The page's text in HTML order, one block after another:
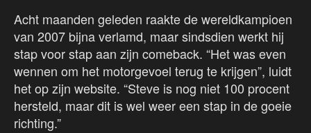
Acht maanden geleden raakte de wereldkampioen
van 2007 bijna verlamd, maar sindsdien werkt hij
stap voor stap aan zijn comeback. “Het was even
wennen om het motorgevoel terug te krijgen”, luidt
het op zijn website. “Steve is nog niet 100 procent
hersteld, maar dit is wel weer een stap in de goeie
richting.”